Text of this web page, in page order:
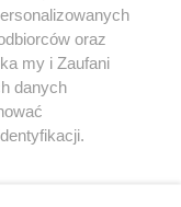
Youtube
oraz
my i Zaufani
danych